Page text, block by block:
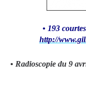
• 193
http://
• Radioscopie du 9